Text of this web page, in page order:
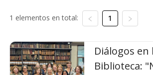
1 elementos en total: 1
Diálogos en
Biblioteca: